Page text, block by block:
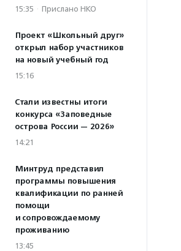
15:35 · Прислано НКО
Проект «Школьный друг»
открыл набор участников
на новый учебный год
15:16
Стали известны итоги
конкурса «Заповедные
острова России — 2026»
14:21
Минтруд представил
программы повышения
квалификации по ранней
помощи
и сопровождаемому
проживанию
13:45